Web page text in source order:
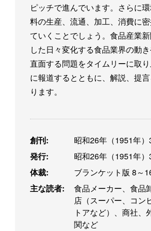
ピッチで進んでいます。さらに
料の生産、流通、加工、消費に
ていくことでしょう。食品産業
した日々変化する食品業界の動
直面する問題をタイムリーに取
に報道するとともに、解説、提
ります。
創刊:
昭和26年（1951年）
発行:
昭和26年（1951年）
体裁:
ブランケット版 8～
主な読者:
食品メーカー、食品
店（スーパー、コン
トアなど）、商社、
関など